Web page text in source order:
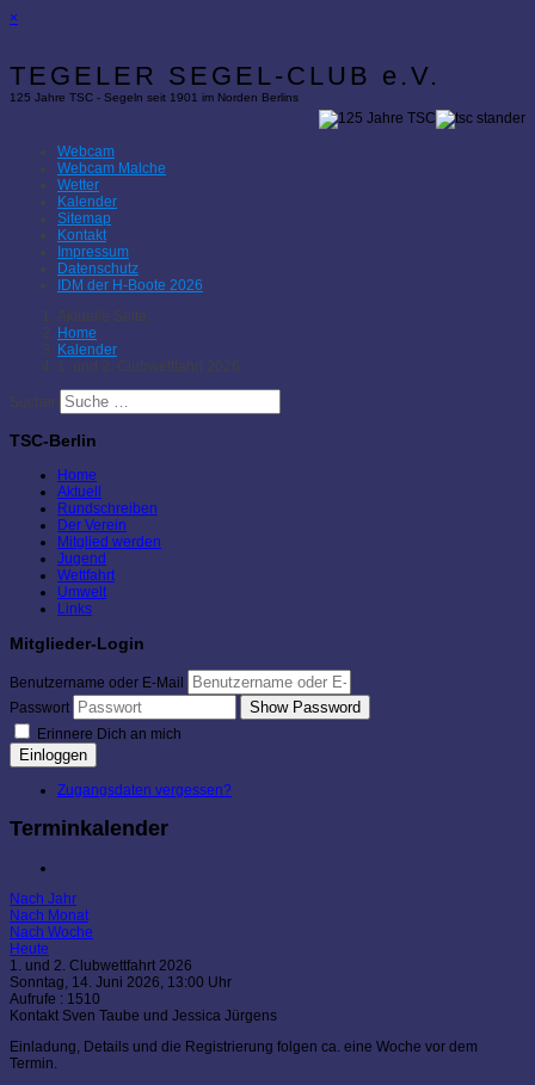
×
TEGELER SEGEL-CLUB e.V.
125 Jahre TSC - Segeln seit 1901 im Norden Berlins
Webcam
Webcam Malche
Wetter
Kalender
Sitemap
Kontakt
Impressum
Datenschutz
IDM der H-Boote 2026
Aktuelle Seite:
Home
Kalender
1. und 2. Clubwettfahrt 2026
Suchen
TSC-Berlin
Home
Aktuell
Rundschreiben
Der Verein
Mitglied werden
Jugend
Wettfahrt
Umwelt
Links
Mitglieder-Login
Benutzername oder E-Mail
Passwort
Show Password
Erinnere Dich an mich
Einloggen
Zugangsdaten vergessen?
Terminkalender
Nach Jahr
Nach Monat
Nach Woche
Heute
1. und 2. Clubwettfahrt 2026
Sonntag, 14. Juni 2026, 13:00 Uhr
Aufrufe : 1510
Kontakt Sven Taube und Jessica Jürgens
Einladung, Details und die Registrierung folgen ca. eine Woche vor dem
Termin.